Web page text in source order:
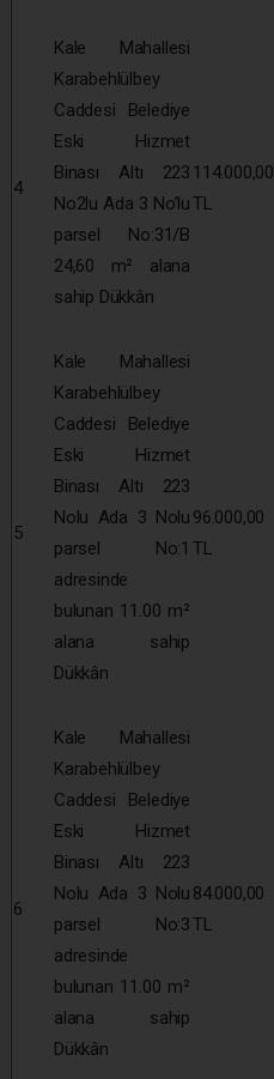
4
Kale Mahallesi
Karabehlülbey
Caddesi Belediye
Eski Hizmet
Binası Altı 223
No2lu Ada 3 No’lu
parsel No:31/B
24,60 m² alana
sahip Dükkân
114.000,00
TL
5
Kale Mahallesi
Karabehlülbey
Caddesi Belediye
Eski Hizmet
Binası Altı 223
Nolu Ada 3 Nolu
parsel No:1
adresinde
bulunan 11.00 m²
alana sahip
Dükkân
96.000,00
TL
6
Kale Mahallesi
Karabehlülbey
Caddesi Belediye
Eski Hizmet
Binası Altı 223
Nolu Ada 3 Nolu
parsel No:3
adresinde
bulunan 11.00 m²
alana sahip
Dükkân
84.000,00
TL